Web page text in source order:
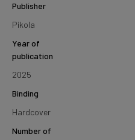
Publisher
Pikola
Year of
publication
2025
Binding
Hardcover
Number of